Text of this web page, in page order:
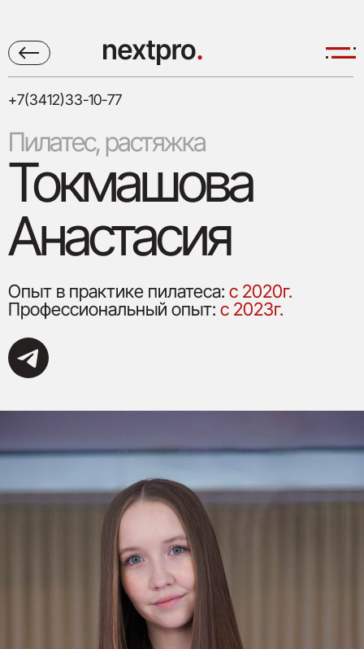
Токмашова
Анастасия
Пилатес, растяжка
Опыт в практике пилатеса: с 2020г.
Профессиональный опыт: с 2023г.
+7(3412)33-10-77